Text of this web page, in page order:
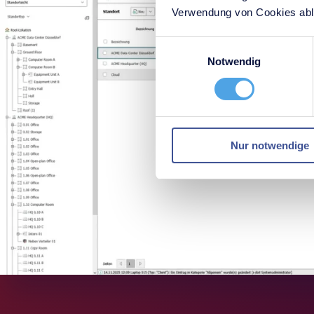
Verwendung von Cookies
Einwilligungsauswahl
Notwendig
Nur notwendige